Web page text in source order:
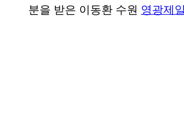
분을 받은 이동환 수원 영광제